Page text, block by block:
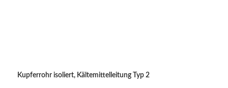
Kupferrohr isoliert, Kältemittelleitung Typ 2